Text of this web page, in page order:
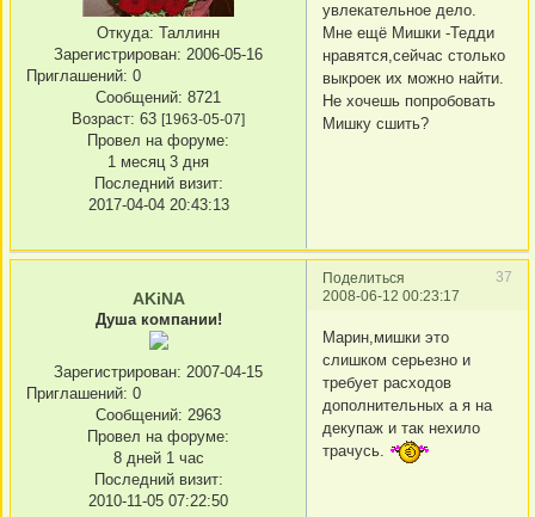
Откуда: Таллинн
Зарегистрирован: 2006-05-16
Приглашений: 0
Сообщений: 8721
Возраст: 63 [1963-05-07]
Провел на форуме:
1 месяц 3 дня
Последний визит:
2017-04-04 20:43:13
увлекательное дело.
Мне ещё Мишки -Тедди
нравятся,сейчас столько
выкроек их можно найти.
Не хочешь попробовать
Мишку сшить?
Поделиться
37
2008-06-12 00:23:17
AKiNA
Душа компании!
Зарегистрирован: 2007-04-15
Приглашений: 0
Сообщений: 2963
Провел на форуме:
8 дней 1 час
Последний визит:
2010-11-05 07:22:50
Марин,мишки это
слишком серьезно и
требует расходов
дополнительных а я на
декупаж и так нехило
трачусь.